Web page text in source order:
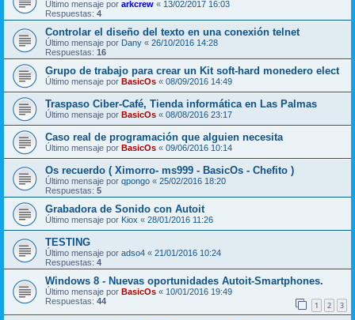
Último mensaje por arkcrew « 13/02/2017 16:03
Respuestas: 4
Controlar el diseño del texto en una conexión telnet
Último mensaje por Dany « 26/10/2016 14:28
Respuestas: 16
Grupo de trabajo para crear un Kit soft-hard monedero elect
Último mensaje por BasicOs « 08/09/2016 14:49
Traspaso Ciber-Café, Tienda informática en Las Palmas
Último mensaje por BasicOs « 08/08/2016 23:17
Caso real de programación que alguien necesita
Último mensaje por BasicOs « 09/06/2016 10:14
Os recuerdo ( Ximorro- ms999 - BasicOs - Chefito )
Último mensaje por qpongo « 25/02/2016 18:20
Respuestas: 5
Grabadora de Sonido con Autoit
Último mensaje por Kiox « 28/01/2016 11:26
TESTING
Último mensaje por adso4 « 21/01/2016 10:24
Respuestas: 4
Windows 8 - Nuevas oportunidades Autoit-Smartphones.
Último mensaje por BasicOs « 10/01/2016 19:49
Respuestas: 44 1 2 3